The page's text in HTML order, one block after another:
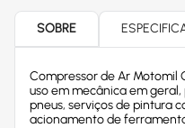
SOBRE
Compressor de Ar Motomil
uso em mecânica em
pneus, serviços de pintura
acionamento de